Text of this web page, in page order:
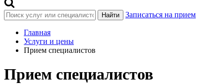
Найти Записаться на прием
Главная
Услуги и цены
Прием специалистов
Прием специалистов